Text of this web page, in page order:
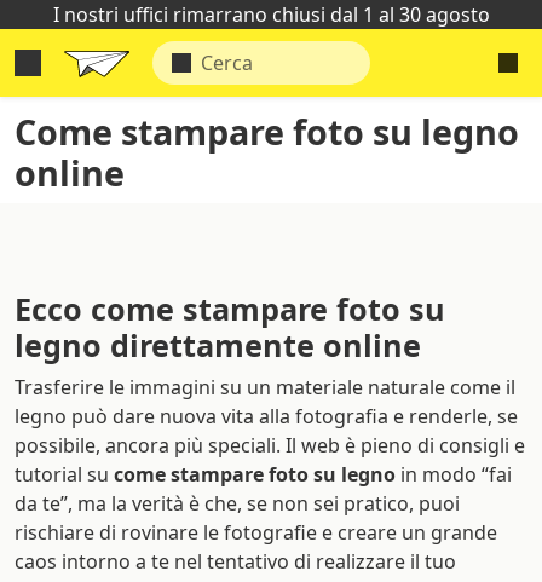
I nostri uffici rimarrano chiusi dal 1 al 30 agosto
Come stampare foto su legno
online
Ecco come stampare foto su
legno direttamente online
Trasferire le immagini su un materiale naturale come il
legno può dare nuova vita alla fotografia e renderle, se
possibile, ancora più speciali. Il web è pieno di consigli e
tutorial su come stampare foto su legno in modo “fai
da te”, ma la verità è che, se non sei pratico, puoi
rischiare di rovinare le fotografie e creare un grande
caos intorno a te nel tentativo di realizzare il tuo